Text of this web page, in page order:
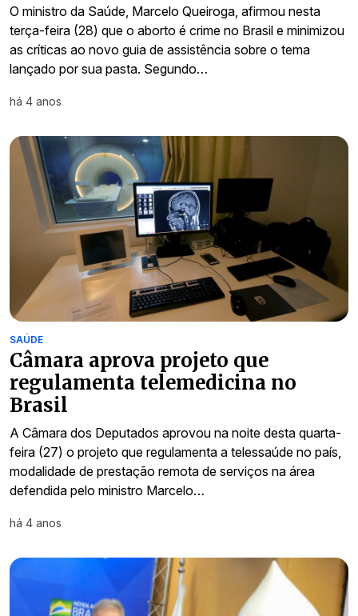
O ministro da Saúde, Marcelo Queiroga, afirmou nesta
terça-feira (28) que o aborto é crime no Brasil e minimizou
as críticas ao novo guia de assistência sobre o tema
lançado por sua pasta. Segundo…
há 4 anos
SAÚDE
Câmara aprova projeto que
regulamenta telemedicina no
Brasil
A Câmara dos Deputados aprovou na noite desta quarta-
feira (27) o projeto que regulamenta a telessaúde no país,
modalidade de prestação remota de serviços na área
defendida pelo ministro Marcelo…
há 4 anos